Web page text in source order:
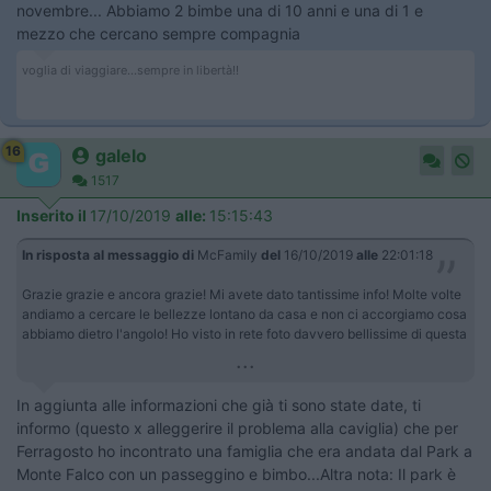
novembre... Abbiamo 2 bimbe una di 10 anni e una di 1 e
mezzo che cercano sempre compagnia
voglia di viaggiare...sempre in libertà!!
16 galelo
1517
Inserito il 17/10/2019 alle: 15:15:43
In risposta al messaggio di McFamily del 16/10/2019 alle 22:01:18
Grazie grazie e ancora grazie! Mi avete dato tantissime info! Molte volte
andiamo a cercare le bellezze lontano da casa e non ci accorgiamo cosa
abbiamo dietro l'angolo! Ho visto in rete foto davvero bellissime di questa
...
In aggiunta alle informazioni che già ti sono state date, ti
informo (questo x alleggerire il problema alla caviglia) che per
Ferragosto ho incontrato una famiglia che era andata dal Park a
Monte Falco con un passeggino e bimbo...Altra nota: Il park è